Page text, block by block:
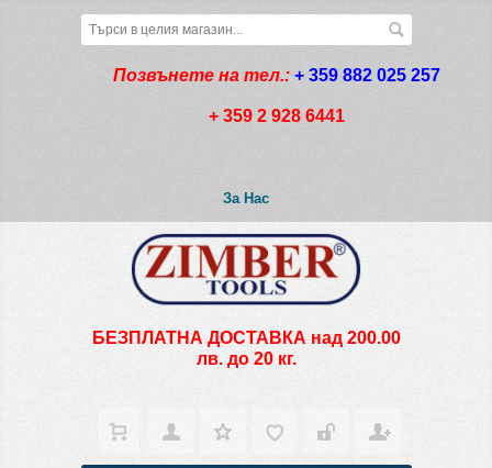
Позвънете на тел.: + 359 882 025 257
+ 359 2 928 6441
За Нас
БЕЗПЛАТНА ДОСТАВКА над 200.00
лв. до 20 кг.